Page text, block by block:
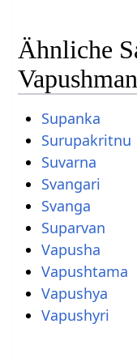
Ähnliche
Supanka
Surupakritnu
Suvarna
Svangari
Svanga
Suparvan
Vapusha
Vapushtama
Vapushya
Vapushyri